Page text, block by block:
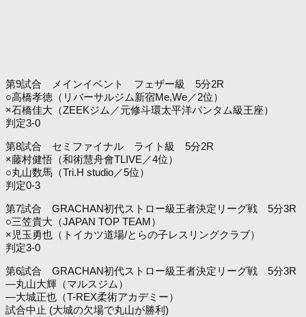
第9試合 メインイベント フェザー級 5分2R
○高橋孝徳（リバーサルジム新宿Me,We／2位）
×石橋佳大（ZEEKジム／元修斗環太平洋バンタム級王座）
判定3-0
第8試合 セミファイナル ライト級 5分2R
×藤村健悟（和術慧舟會TLIVE／4位）
○丸山数馬（Tri.H studio／5位）
判定0-3
第7試合 GRACHAN初代ストロー級王者決定リーグ戦 5分3R
○三笠貴大（JAPAN TOP TEAM）
×児玉勇也（トイカツ道場/とらの子レスリングクラブ）
判定3-0
第6試合 GRACHAN初代ストロー級王者決定リーグ戦 5分3R
―丸山大輝（マルスジム）
―大城正也（T-REX柔術アカデミー）
試合中止 (大城の欠場で丸山が勝利)